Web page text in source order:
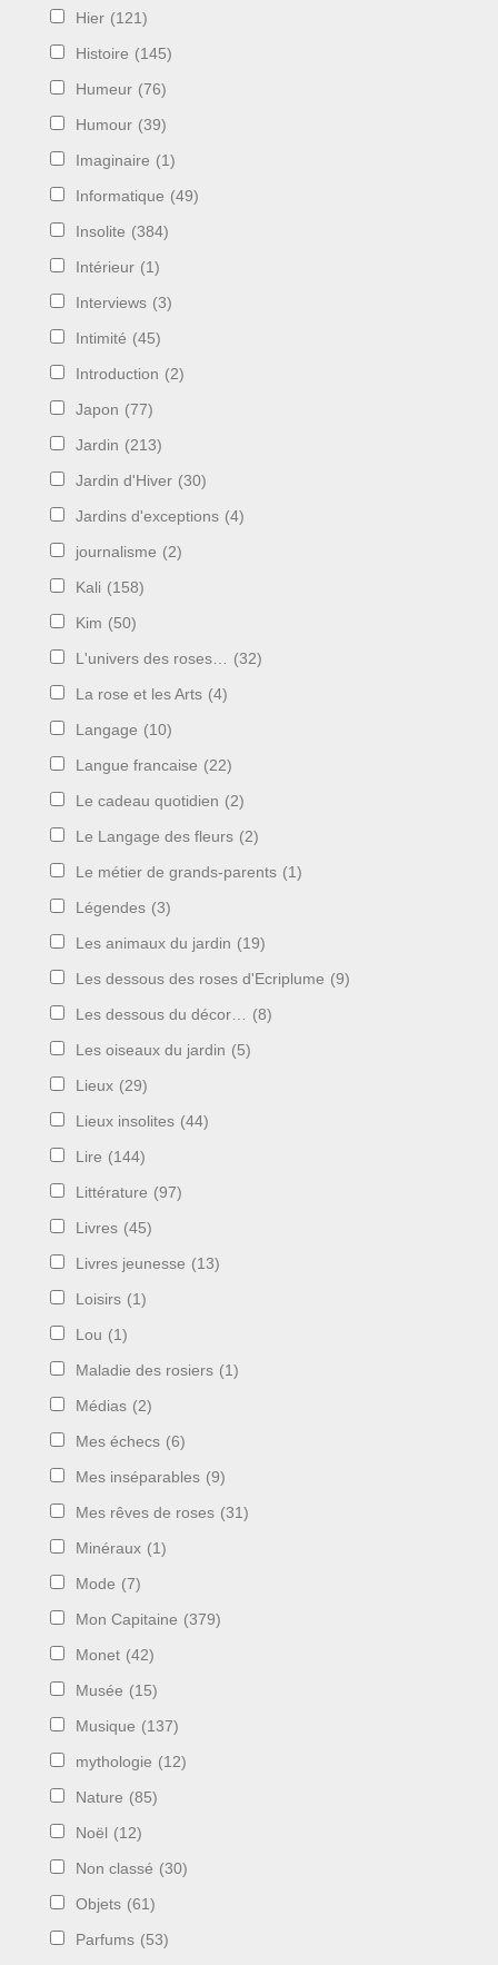
Hier (121)
Histoire (145)
Humeur (76)
Humour (39)
Imaginaire (1)
Informatique (49)
Insolite (384)
Intérieur (1)
Interviews (3)
Intimité (45)
Introduction (2)
Japon (77)
Jardin (213)
Jardin d'Hiver (30)
Jardins d'exceptions (4)
journalisme (2)
Kali (158)
Kim (50)
L'univers des roses… (32)
La rose et les Arts (4)
Langage (10)
Langue francaise (22)
Le cadeau quotidien (2)
Le Langage des fleurs (2)
Le métier de grands-parents (1)
Légendes (3)
Les animaux du jardin (19)
Les dessous des roses d'Ecriplume (9)
Les dessous du décor… (8)
Les oiseaux du jardin (5)
Lieux (29)
Lieux insolites (44)
Lire (144)
Littérature (97)
Livres (45)
Livres jeunesse (13)
Loisirs (1)
Lou (1)
Maladie des rosiers (1)
Médias (2)
Mes échecs (6)
Mes inséparables (9)
Mes rêves de roses (31)
Minéraux (1)
Mode (7)
Mon Capitaine (379)
Monet (42)
Musée (15)
Musique (137)
mythologie (12)
Nature (85)
Noël (12)
Non classé (30)
Objets (61)
Parfums (53)